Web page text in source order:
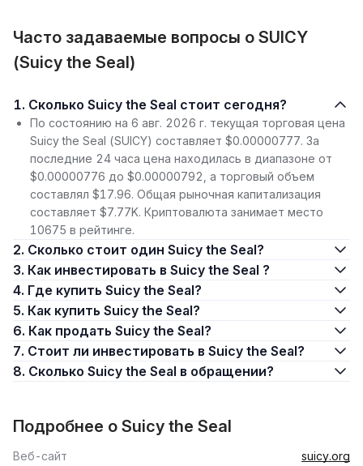
Часто задаваемые вопросы о SUICY
(Suicy the Seal)
1. Сколько Suicy the Seal стоит сегодня?
По состоянию на 6 авг. 2026 г. текущая торговая цена
Suicy the Seal (SUICY) составляет $0.00000777. За
последние 24 часа цена находилась в диапазоне от
$0.00000776 до $0.00000792, а торговый объем
составлял $17.96. Общая рыночная капитализация
составляет $7.77K. Криптовалюта занимает место
10675 в рейтинге.
2. Сколько стоит один Suicy the Seal?
3. Как инвестировать в Suicy the Seal ?
4. Где купить Suicy the Seal?
5. Как купить Suicy the Seal?
6. Как продать Suicy the Seal?
7. Стоит ли инвестировать в Suicy the Seal?
8. Сколько Suicy the Seal в обращении?
Подробнее о Suicy the Seal
Веб-сайт
suicy.org